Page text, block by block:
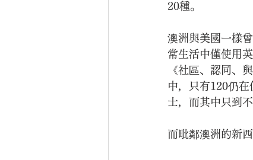
20種。
澳洲與美國一樣
常生活中僅使用
《社區、認同、
中，只有120仍
士，而其中只到
而毗鄰澳洲的新